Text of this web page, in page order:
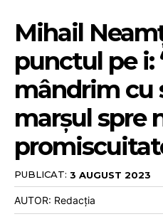
Mihail
punctul pe i:
mândrim cu
marșul spre
PUBLICAT: 3 AUGUST 2023
AUTOR: Redacția